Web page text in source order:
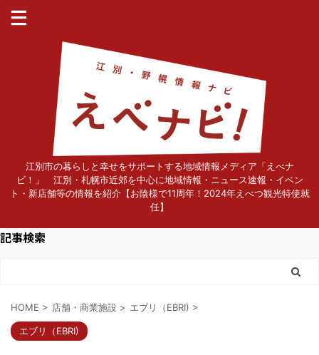
江別市の暮らしと幸せをサポートする地域情報メディア「えべナ
ビ！」 江別・札幌市近郊を中心に地域情報・ニュース速報・イベン
ト・新店舗等の情報を紹介【お陰様で11周年！2024年えべつ観光特使就
任】
記事検索
HOME > 店舗・商業施設 > エブリ（EBRI) >
エブリ（EBRI)